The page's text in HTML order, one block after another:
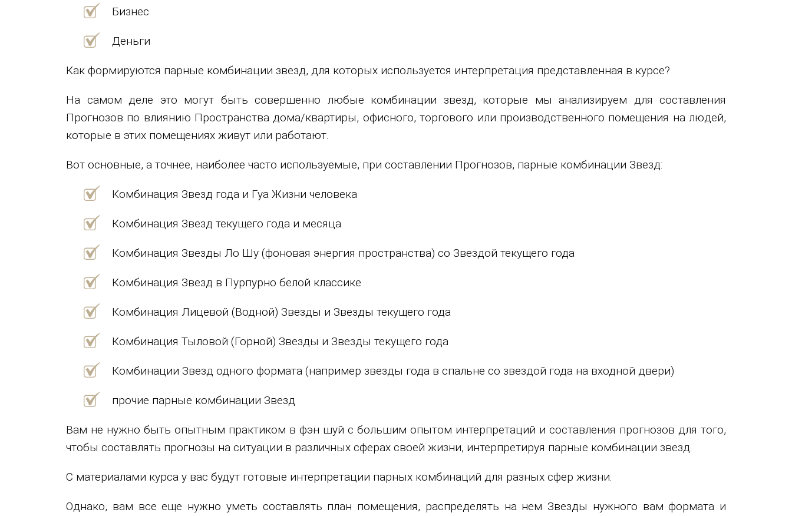
Бизнес
Деньги
Как формируются парные комбинации звезд, для которых используется интерпретация представленная в курсе?
На самом деле это могут быть совершенно любые комбинации звезд, которые мы анализируем для составления
Прогнозов по влиянию Пространства дома/квартиры, офисного, торгового или производственного помещения на людей,
которые в этих помещениях живут или работают.
Вот основные, а точнее, наиболее часто используемые, при составлении Прогнозов, парные комбинации Звезд:
Комбинация Звезд года и Гуа Жизни человека
Комбинация Звезд текущего года и месяца
Комбинация Звезды Ло Шу (фоновая энергия пространства) со Звездой текущего года
Комбинация Звезд в Пурпурно белой классике
Комбинация Лицевой (Водной) Звезды и Звезды текущего года
Комбинация Тыловой (Горной) Звезды и Звезды текущего года
Комбинации Звезд одного формата (например звезды года в спальне со звездой года на входной двери)
прочие парные комбинации Звезд
Вам не нужно быть опытным практиком в фэн шуй с большим опытом интерпретаций и составления прогнозов для того,
чтобы составлять прогнозы на ситуации в различных сферах своей жизни, интерпретируя парные комбинации звезд.
С материалами курса у вас будут готовые интерпретации парных комбинаций для разных сфер жизни.
Однако, вам все еще нужно уметь составлять план помещения, распределять на нем Звезды нужного вам формата и